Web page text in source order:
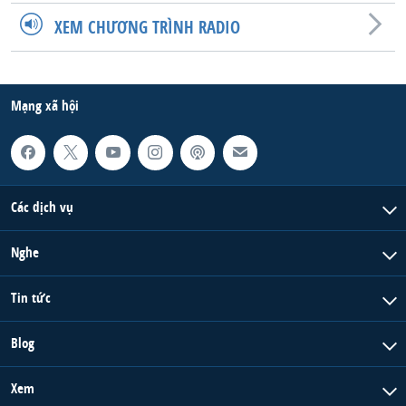
XEM CHƯƠNG TRÌNH RADIO
Mạng xã hội
Các dịch vụ
Nghe
Tin tức
Blog
Xem